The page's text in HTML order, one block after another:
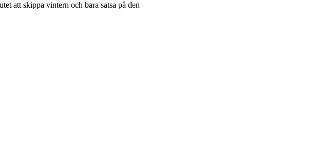
att skippa vintern och bara satsa på den